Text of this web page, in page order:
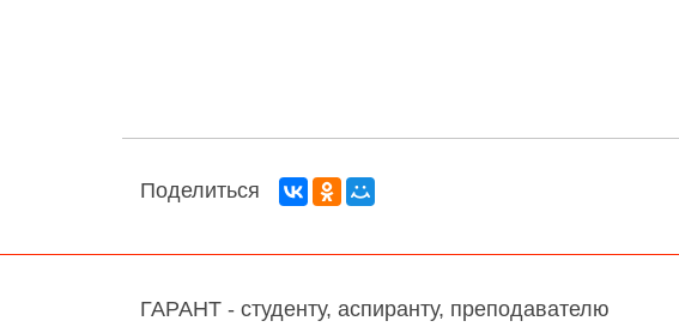
Поделиться
ГАРАНТ - студенту, аспиранту, преподавателю